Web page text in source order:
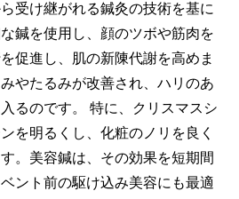
受け継がれる鍼灸の技術を基に
鍼を使用し、顔のツボや筋肉を
促進し、肌の新陳代謝を高めま
やたるみが改善され、 ハリのあ
るのです。 特に、クリスマスシ
を明るくし、 化粧のノリを良く
。美容鍼は、 その効果を短期間
ント前の駆け込み美容にも最適